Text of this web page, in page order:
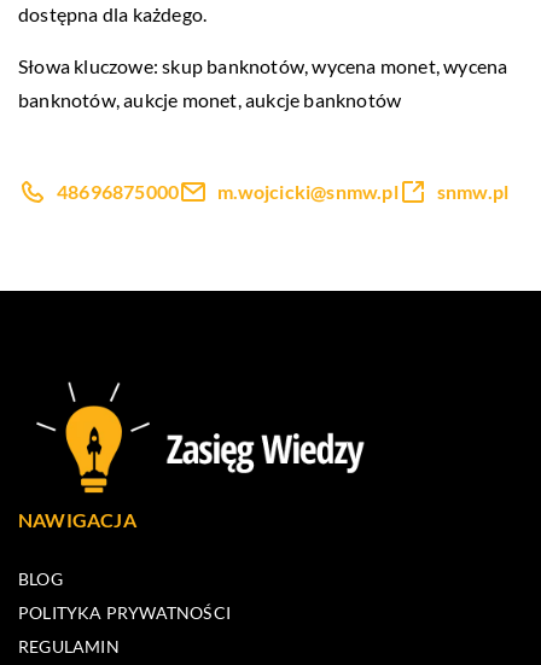
dostępna dla każdego.
Słowa kluczowe:skup banknotów, wycena monet, wycena
banknotów, aukcje monet, aukcje banknotów
48696875000 m.wojcicki@snmw.pl snmw.pl
NAWIGACJA
BLOG
POLITYKA PRYWATNOŚCI
REGULAMIN